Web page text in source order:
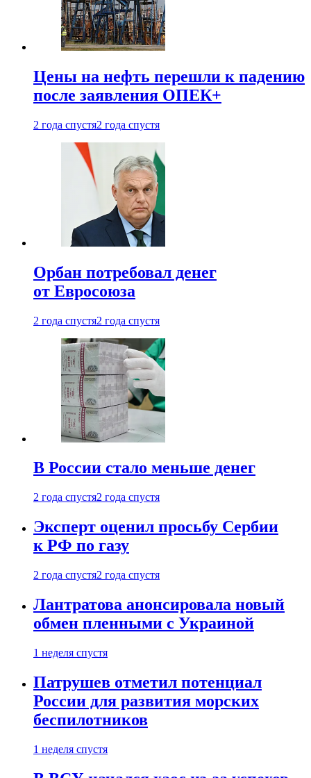
Цены на нефть перешли к падению
после заявления ОПЕК+
2 года спустя2 года спустя
Орбан потребовал денег
от Евросоюза
2 года спустя2 года спустя
В России стало меньше денег
2 года спустя2 года спустя
Эксперт оценил просьбу Сербии
к РФ по газу
2 года спустя2 года спустя
Лантратова анонсировала новый
обмен пленными с Украиной
1 неделя спустя
Патрушев отметил потенциал
России для развития морских
беспилотников
1 неделя спустя